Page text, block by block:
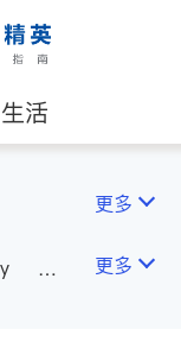
生活
租售
更多
更多